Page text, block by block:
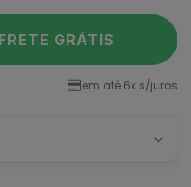
GRÁTIS
em até 6x s/juros